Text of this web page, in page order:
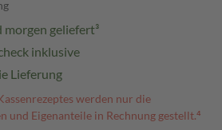
geliefert³
inklusive
Lieferung
werden nur die
und Eigenanteile in Rechnung gestellt.⁴